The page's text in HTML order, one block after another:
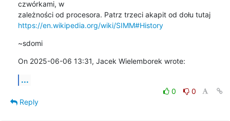
czwórkami, w
https://en.wikipedia.org/wiki/SIMM#History
~sdomi
On 2025-06-06 13:31, Jacek Wielemborek wrote:
...
0
0
Reply